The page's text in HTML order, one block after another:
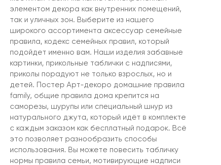
элементом декора как внутренних помещений,
так и уличных зон. Выберите из нашего
широкого ассортимента аксессуар семейные
правила, кодекс семейных правил, который
подойдет именно вам. Наши изделия забавные
картинки, прикольные таблички с надписями,
приколы порадуют не только взрослых, но и
детей. Постер Арт-декоро домашние правила
family, общие правила дома крепится на
саморезы, шурупы или специальный шнур из
натурального джута, который идёт в комплекте
с каждым заказом как бесплатный подарок. Всё
это позволяет разнообразить способы
использования. Вы можете повесить табличку
нормы правила семьи, мотивирующие надписи